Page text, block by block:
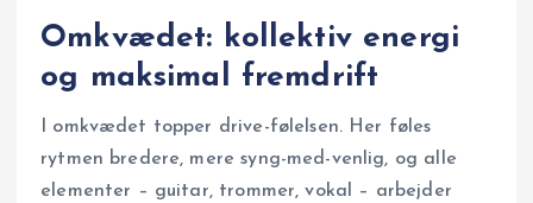
Omkvædet: kollektiv energi
og maksimal fremdrift
I omkvædet topper drive-følelsen. Her føles
rytmen bredere, mere syng-med-venlig, og alle
elementer – guitar, trommer, vokal – arbejder